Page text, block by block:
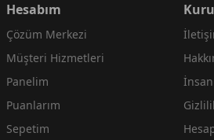
Hesabım
Çözüm Merkezi
Müşteri Hizmetleri
Panelim
Puanlarım
Sepetim
İnsan